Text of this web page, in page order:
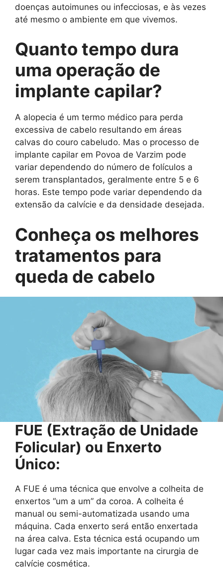
doenças autoimunes ou infecciosas, e às vezes
até mesmo o ambiente em que vivemos.
Quanto tempo dura
uma operação de
implante capilar?
A alopecia é um termo médico para perda
excessiva de cabelo resultando em áreas
calvas do couro cabeludo. Mas o processo de
implante capilar em Povoa de Varzim pode
variar dependendo do número de folículos a
serem transplantados, geralmente entre 5 e 6
horas. Este tempo pode variar dependendo da
extensão da calvície e da densidade desejada.
Conheça os melhores
tratamentos para
queda de cabelo
FUE (Extração de Unidade
Folicular) ou Enxerto
Único:
A FUE é uma técnica que envolve a colheita de
enxertos “um a um” da coroa. A colheita é
manual ou semi-automatizada usando uma
máquina. Cada enxerto será então enxertada
na área calva. Esta técnica está ocupando um
lugar cada vez mais importante na cirurgia de
calvície cosmética.